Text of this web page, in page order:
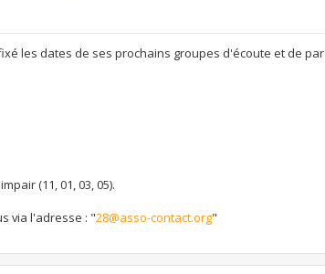
les dates de ses prochains groupes d'écoute et de
(11, 01, 03, 05).
via l'adresse : "28@asso-contact.org"